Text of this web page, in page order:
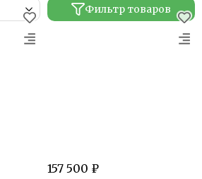
Фильтр товаров
157 500 ₽